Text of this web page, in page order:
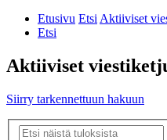
Etusivu EtsiAktiiviset
Etsi
Aktiiviset
Siirry tarkennettuun hakuun